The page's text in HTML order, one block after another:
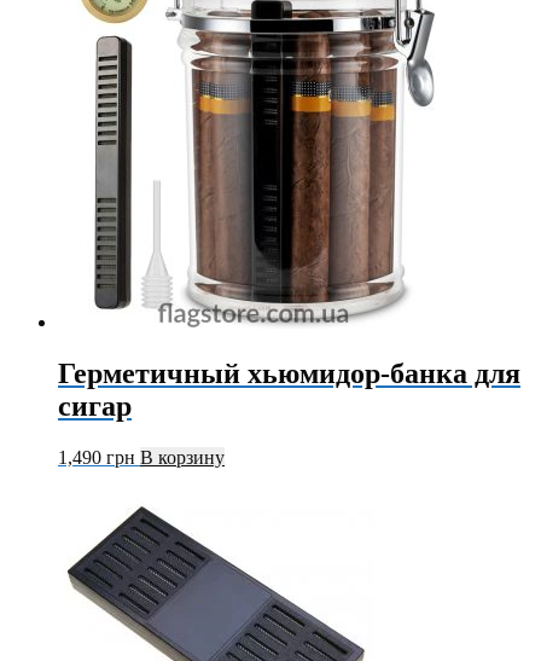
Герметичный хьюмидор-банка для
сигар
1,490 грн В корзину